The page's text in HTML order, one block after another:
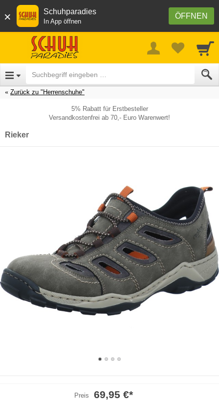
× ÖFFNEN
Schuhparadies
In App öffnen
Zurück zu "Herrenschuhe"
5% Rabatt für Erstbesteller
Versandkostenfrei ab 70,- Euro Warenwert!
Rieker
Preis 69,95 €*